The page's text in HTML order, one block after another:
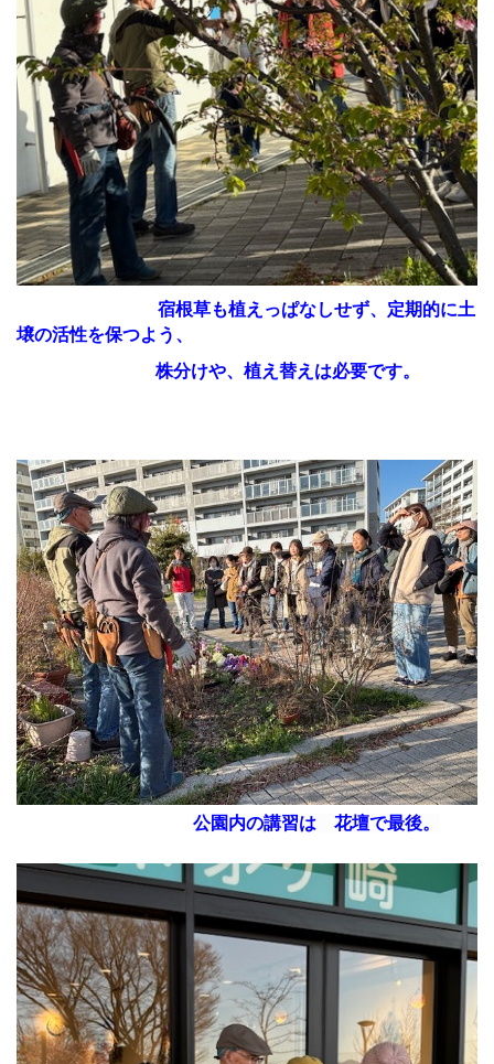
宿根草も植えっぱなしせず、定期的に土
壌の活性を保つよう、
株分けや、植え替えは必要です。
公園内の講習は 花壇で最後。